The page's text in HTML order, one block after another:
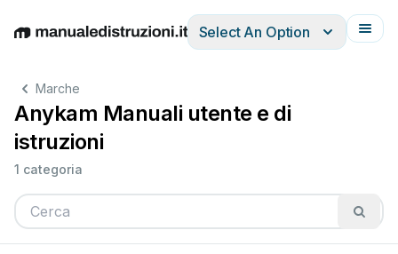
EnglishDeutschEspañolItalianoFrançais
Select An Option
Marche
Anykam Manuali utente e di
istruzioni
1 categoria